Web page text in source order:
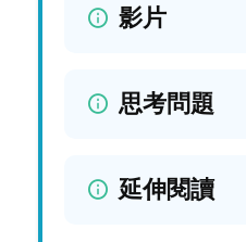
影片
思考問題
延伸閱讀